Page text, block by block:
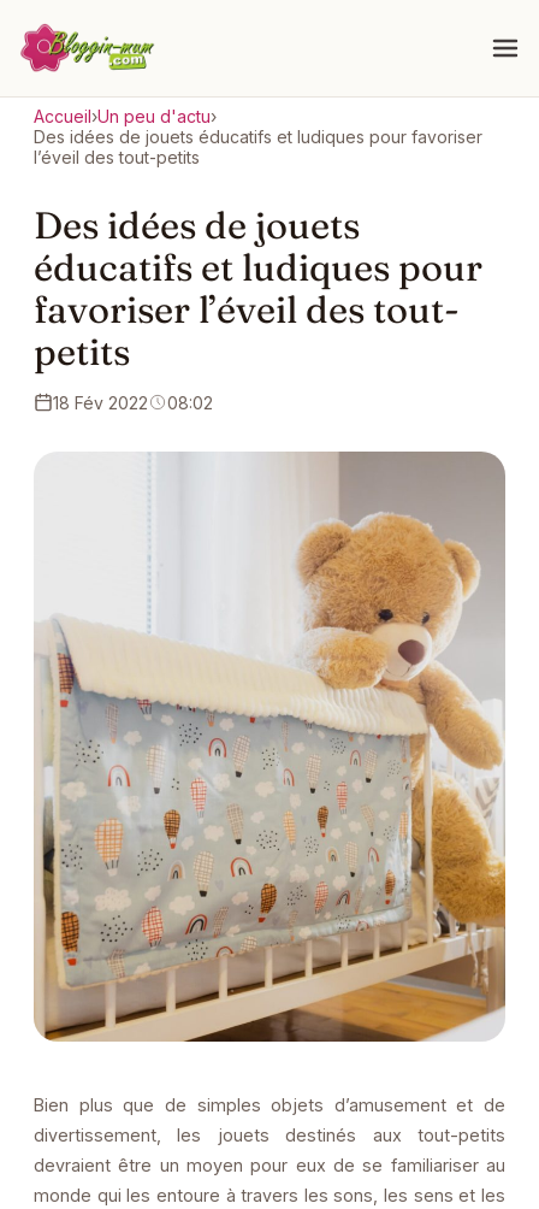
Accueil›Un peu d'actu›
Des idées de jouets éducatifs et ludiques pour favoriser
l’éveil des tout-petits
Des idées de jouets
éducatifs et ludiques pour
favoriser l’éveil des tout-
petits
18 Fév 2022 08:02
Bien plus que de simples objets d’amusement et de
divertissement, les jouets destinés aux tout-petits
devraient être un moyen pour eux de se familiariser au
monde qui les entoure à travers les sons, les sens et les